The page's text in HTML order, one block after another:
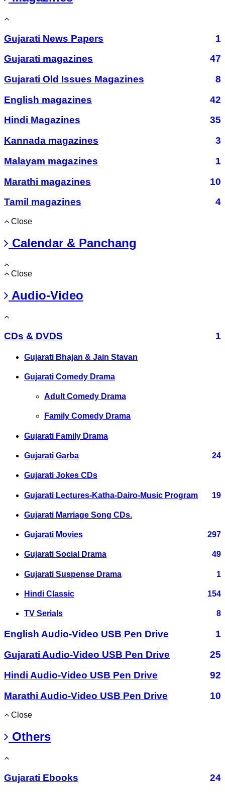
Gujarati News Papers
1
Gujarati magazines
47
Gujarati Old Issues Magazines
8
English magazines
42
Hindi Magazines
35
Kannada magazines
3
Malayam magazines
1
Marathi magazines
10
Tamil magazines
4
Close
Calendar & Panchang
Close
Audio-Video
CDs & DVDS 1
Gujarati Bhajan & Jain Stavan
Gujarati Comedy Drama
Adult Comedy Drama
Family Comedy Drama
Gujarati Family Drama
Gujarati Garba 24
Gujarati Jokes CDs
Gujarati Lectures-Katha-Dairo-Music Program 19
Gujarati Marriage Song CDs.
Gujarati Movies 297
Gujarati Social Drama 49
Gujarati Suspense Drama 1
Hindi Classic 154
TV Serials 8
English Audio-Video USB Pen Drive
1
Gujarati Audio-Video USB Pen Drive
25
Hindi Audio-Video USB Pen Drive
92
Marathi Audio-Video USB Pen Drive
10
Close
Others
Gujarati Ebooks
24